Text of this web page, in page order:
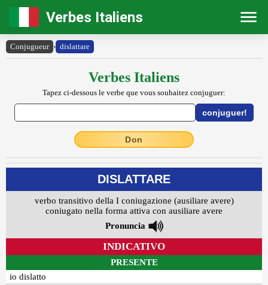
Verbes Italiens
Conjugueur › dislattare
Verbes Italiens
Tapez ci-dessous le verbe que vous souhaitez conjuguer:
Don
DISLATTARE
verbo transitivo della I coniugazione (ausiliare avere)
coniugato nella forma attiva con ausiliare avere
Pronuncia
INDICATIVO
PRESENTE
io dislatto